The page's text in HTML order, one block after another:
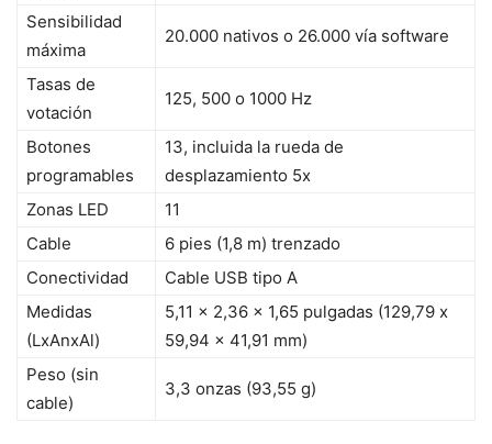
Sensibilidad
máxima
20.000 nativos o 26.000 vía software
Tasas de
votación
125, 500 o 1000 Hz
Botones
programables
13, incluida la rueda de
desplazamiento 5x
Zonas LED
11
Cable
6 pies (1,8 m) trenzado
Conectividad
Cable USB tipo A
Medidas
(LxAnxAl)
5,11 x 2,36 x 1,65 pulgadas (129,79 x
59,94 x 41,91 mm)
Peso (sin
cable)
3,3 onzas (93,55 g)